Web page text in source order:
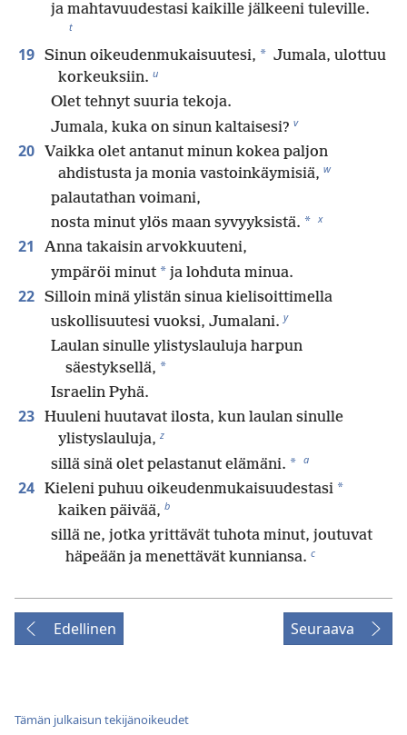
ja mahtavuudestasi kaikille jälkeeni tuleville.
t
19 Sinun oikeudenmukaisuutesi, * Jumala, ulottuu
korkeuksiin. u
Olet tehnyt suuria tekoja.
Jumala, kuka on sinun kaltaisesi? v
20 Vaikka olet antanut minun kokea paljon
ahdistusta ja monia vastoinkäymisiä, w
palautathan voimani,
nosta minut ylös maan syvyyksistä. * x
21
Anna takaisin arvokkuuteni,
ympäröi minut * ja lohduta minua.
22 Silloin minä ylistän sinua kielisoittimella
uskollisuutesi vuoksi, Jumalani. y
Laulan sinulle ylistyslauluja harpun
säestyksellä, *
Israelin Pyhä.
23 Huuleni huutavat ilosta, kun laulan sinulle
ylistyslauluja, z
sillä sinä olet pelastanut elämäni. * a
24 Kieleni puhuu oikeudenmukaisuudestasi *
kaiken päivää, b
sillä ne, jotka yrittävät tuhota minut, joutuvat
häpeään ja menettävät kunniansa. c
Edellinen Seuraava
Tämän julkaisun tekijänoikeudet